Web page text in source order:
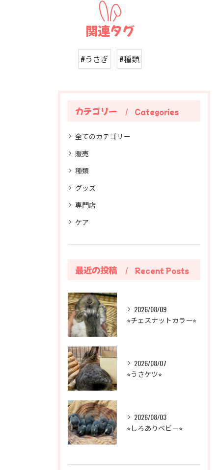
関連タグ
#うさぎ #種類
カテゴリー Categories
全てのカテゴリー
販売
種類
グッズ
専門店
ケア
最近の投稿 Recent Posts
2026/08/09
⭐︎チェスナットカラー⭐︎
2026/08/07
⭐︎うさケツ⭐︎
2026/08/03
⭐︎しろありベビー⭐︎